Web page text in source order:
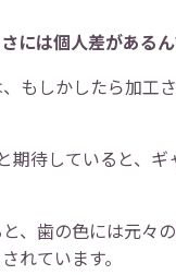
には個人差があるん
もしかしたら加工
待していると、
、歯の色には元々
れています。